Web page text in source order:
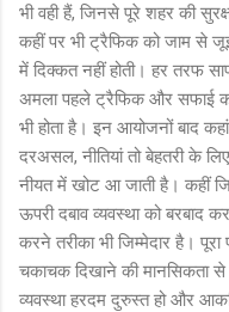
भी वही हैं, जिनसे पूरे शहर की
कहीं पर भी ट्रैफिक को जाम से
में दिक्कत नहीं होती। हर तरफ
अमला पहले ट्रैफिक और सफाई
भी होता है। इन आयोजनों बाद
दरअसल, नीतियां तो बेहतरी के
नीयत में खोट आ जाती है। कहीं
ऊपरी दबाव व्यवस्था को बरबाद
करने तरीका भी जिम्मेदार है।
चकाचक दिखाने की मानसिकता से
व्यवस्था हरदम दुरुस्त हो और